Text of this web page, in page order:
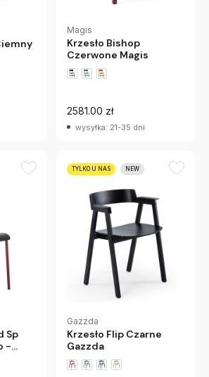
Magis
Krzesło Bishop
Czerwone Magis
2581.00 zł
wysyłka: 21-35 dni
Sp
-
TYLKO U NAS NEW
Gazzda
Krzesło Flip Czarne
Gazzda